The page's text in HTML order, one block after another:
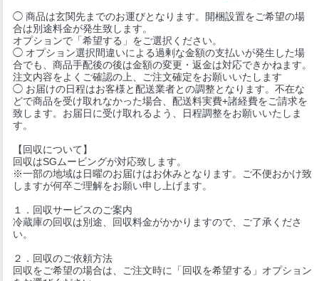
◯ 商品は玄関先までのお運びとなります。開梱設置をご希望の場
合は別途料金が発生致します。
オプションで「希望する」をご選択ください。
◯ オプション選択間違いによる過剰な金額の支払いが発生した場
合でも、商品手配後の後は金額の変更・返金は対応できかねます。
注文内容をよくご確認の上、ご注文確定をお願いいたします
◯ お届けの日程はお客様と配送業者との調整となります。不在な
どで商品を受け取れなかった場合、配送料実費+諸経費をご請求を
致します。お届日に受け取れるよう、日程調整をお願いいたしま
す。
【回収について】
回収はSGムービングが対応致します。
※一部の地域は日曜のお届けはお休みとなります。ご不便おかけ致
しますが何卒ご理解をお願い申し上げます。
１．回収サービスのご案内
冷蔵庫の回収は別途、回収料金がかかりますので、ご了承くださ
い。
２．回収のご依頼方法
回収をご希望の場合は、ご注文時に「回収を希望する」オプション